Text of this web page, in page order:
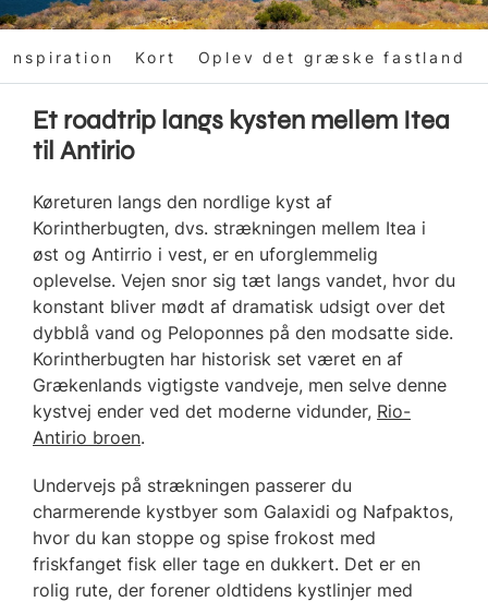
Inspiration Kort Oplev det græske fastland
Et roadtrip langs kysten mellem Itea
til Antirio
Køreturen langs den nordlige kyst af
Korintherbugten, dvs. strækningen mellem Itea i
øst og Antirrio i vest, er en uforglemmelig
oplevelse. Vejen snor sig tæt langs vandet, hvor du
konstant bliver mødt af dramatisk udsigt over det
dybblå vand og Peloponnes på den modsatte side.
Korintherbugten har historisk set været en af
Grækenlands vigtigste vandveje, men selve denne
kystvej ender ved det moderne vidunder, Rio-
Antirio broen.
Undervejs på strækningen passerer du
charmerende kystbyer som Galaxidi og Nafpaktos,
hvor du kan stoppe og spise frokost med
friskfanget fisk eller tage en dukkert. Det er en
rolig rute, der forener oldtidens kystlinjer med